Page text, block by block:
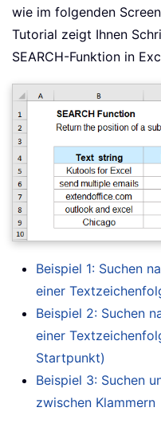
wie im folgenden
Tutorial zeigt Ihnen
SEARCH-Funktion in
Beispiel 1: Suchen
einer
Beispiel 2: Suchen
einer
Startpunkt)
Beispiel 3: Suchen
zwischen Klammern